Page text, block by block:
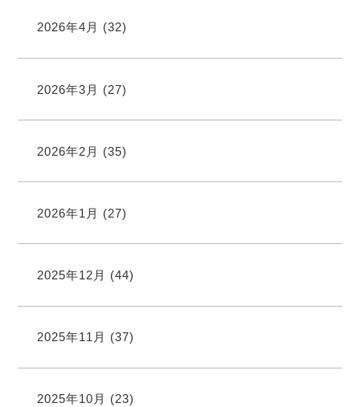
2026年4月 (32)
2026年3月 (27)
2026年2月 (35)
2026年1月 (27)
2025年12月 (44)
2025年11月 (37)
2025年10月 (23)